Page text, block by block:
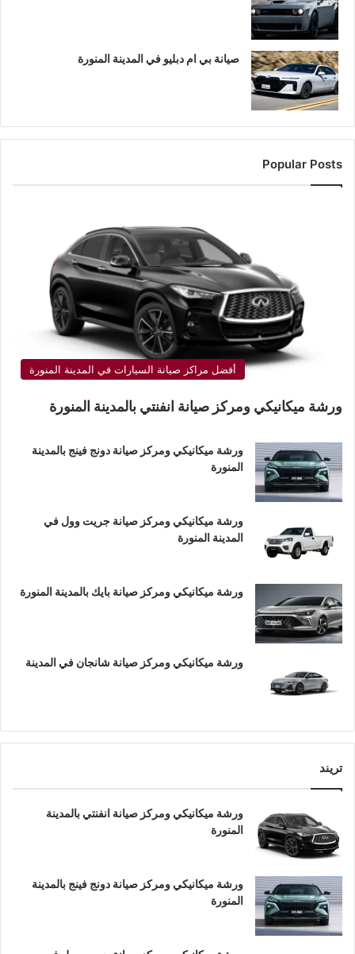
صيانة بي ام دبليو في المدينة المنورة
Popular Posts
أفضل مراكز صيانة السيارات في المدينة المنورة
ورشة ميكانيكي ومركز صيانة انفنتي بالمدينة المنورة
ورشة ميكانيكي ومركز صيانة دونج فينج بالمدينة
المنورة
ورشة ميكانيكي ومركز صيانة جريت وول في
المدينة المنورة
ورشة ميكانيكي ومركز صيانة بايك بالمدينة المنورة
ورشة ميكانيكي ومركز صيانة شانجان في المدينة
تريند
ورشة ميكانيكي ومركز صيانة انفنتي بالمدينة
المنورة
ورشة ميكانيكي ومركز صيانة دونج فينج بالمدينة
المنورة